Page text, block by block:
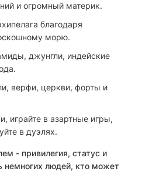
и огромный материк.
благодаря
морю.
джунгли, индейские
верфи, церкви, форты и
играйте в азартные игры,
в дуэлях.
- привилегия, статус и
немногих людей, кто может